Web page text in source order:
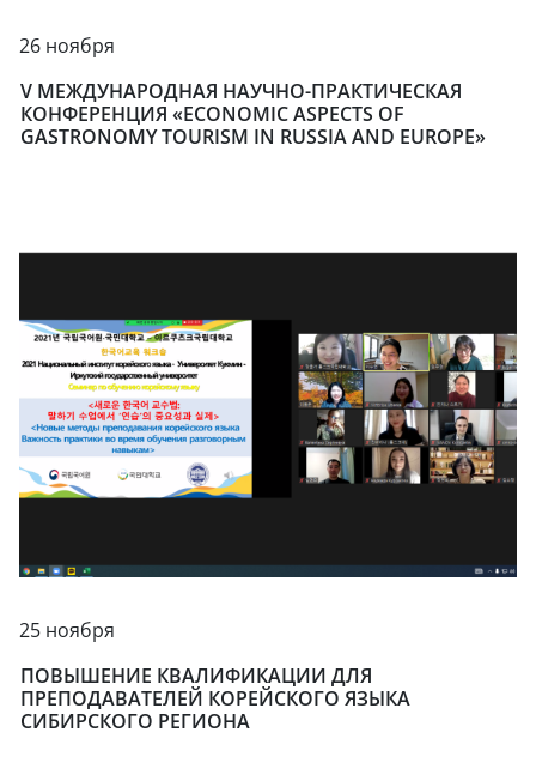
26 ноября
V МЕЖДУНАРОДНАЯ НАУЧНО-ПРАКТИЧЕСКАЯ
КОНФЕРЕНЦИЯ «ECONOMIC ASPECTS OF
GASTRONOMY TOURISM IN RUSSIA AND EUROPE»
25 ноября
ПОВЫШЕНИЕ КВАЛИФИКАЦИИ ДЛЯ
ПРЕПОДАВАТЕЛЕЙ КОРЕЙСКОГО ЯЗЫКА
СИБИРСКОГО РЕГИОНА